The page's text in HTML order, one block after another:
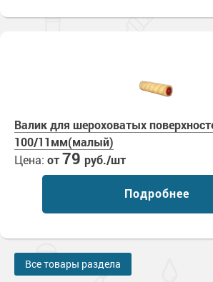
Валик для шероховатых
100/11мм(малый)
Цена: от79 руб./шт
Подробнее
Все товары раздела